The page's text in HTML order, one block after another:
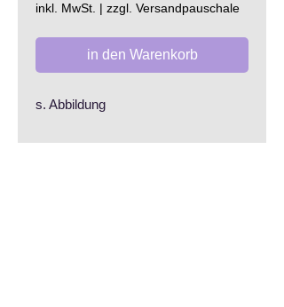
inkl. MwSt. | zzgl. Versandpauschale
in den Warenkorb
s. Abbildung